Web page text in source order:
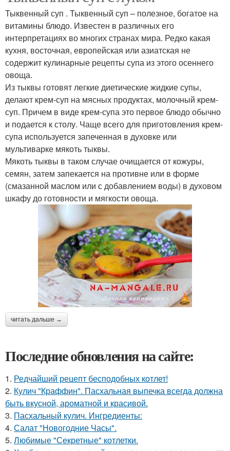
Тыквенный суп . Тыквенный суп – полезное, богатое на
витамины блюдо. Известен в различных его
интерпретациях во многих странах мира. Редко какая
кухня, восточная, европейская или азиатская не
содержит кулинарные рецепты супа из этого осеннего
овоща.
Из тыквы готовят легкие диетические жидкие супы,
делают крем-суп на мясных продуктах, молочный крем-
суп. Причем в виде крем-супа это первое блюдо обычно
и подается к столу. Чаще всего для приготовления крем-
супа используется запеченная в духовке или
мультиварке мякоть тыквы.
Мякоть тыквы в таком случае очищается от кожуры,
семян, затем запекается на противне или в форме
(смазанной маслом или с добавлением воды) в духовом
шкафу до готовности и мягкости овоща.
читать дальше →
Последние обновления на сайте:
1. Редчайший рецепт бесподобных котлет!
2. Кулич "Краффин". Пасхальная выпечка всегда должна
быть вкусной, ароматной и красивой.
3. Пасхальный кулич. Ингредиенты:
4. Салат "Новогодние Часы".
5. Любимые "Секретные" котлетки.